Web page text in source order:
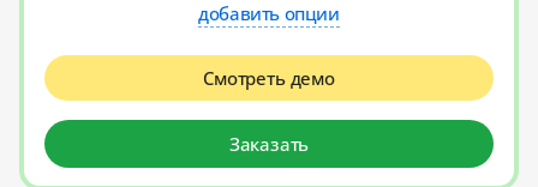
добавить опции
Смотреть демо
Заказать